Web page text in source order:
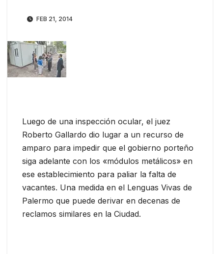
FEB 21, 2014
Luego de una inspección ocular, el juez
Roberto Gallardo dio lugar a un recurso de
amparo para impedir que el gobierno porteño
siga adelante con los «módulos metálicos» en
ese establecimiento para paliar la falta de
vacantes. Una medida en el Lenguas Vivas de
Palermo que puede derivar en decenas de
reclamos similares en la Ciudad.